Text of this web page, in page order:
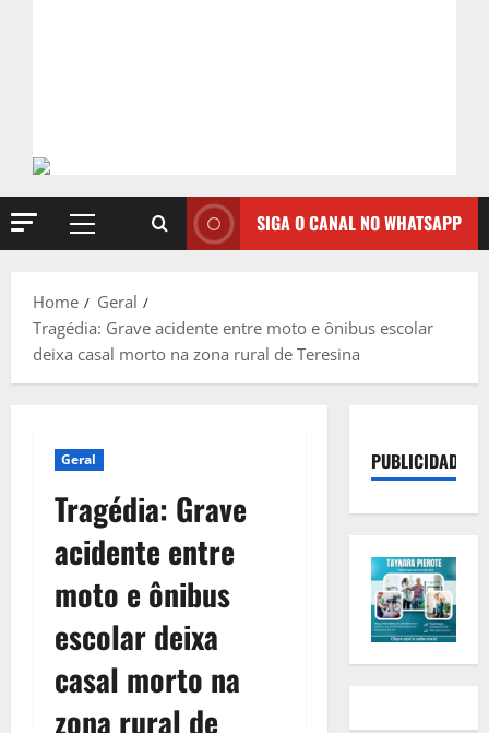
Primary
SIGA O CANAL NO WHATSAPP
Home
Geral
Tragédia: Grave acidente entre moto e ônibus escolar
deixa casal morto na zona rural de Teresina
Geral
Tragédia: Grave
acidente entre
moto e ônibus
escolar deixa
casal morto na
zona rural de
PUBLICIDADE